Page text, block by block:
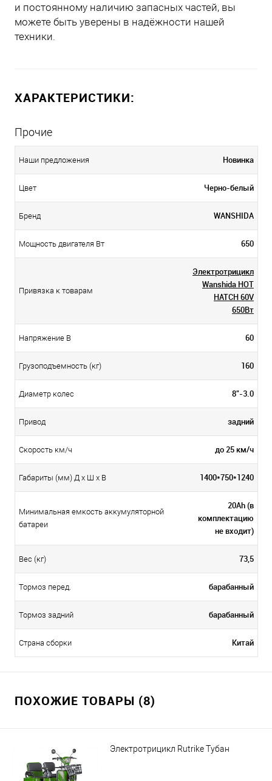
и постоянному наличию запасных частей, вы
можете быть уверены в надёжности нашей
техники.
ХАРАКТЕРИСТИКИ:
Прочие
Наши предложения Новинка
Цвет Черно-белый
Бренд WANSHIDA
Мощность двигателя Вт 650
Привязка к товарам
Электротрицикл
Wanshida HOT
HATCH 60V
650Вт
Напряжение В 60
Грузоподъемность (кг) 160
Диаметр колес 8"-3.0
Привод задний
Скорость км/ч до 25 км/ч
Габариты (мм) Д x Ш x В 1400*750*1240
Минимальная емкость аккумуляторной
батареи
20Ah (в
комплектацию
не входит)
Вес (кг) 73,5
Тормоз перед. барабанный
Тормоз задний барабанный
Страна сборки Китай
ПОХОЖИЕ ТОВАРЫ (8)
Электротрицикл Rutrike Тубан